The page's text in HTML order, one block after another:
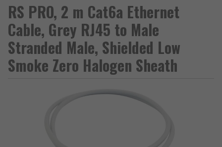
RS PRO, 2 m Cat6a Ethernet
Cable, Grey RJ45 to Male
Stranded Male, Shielded Low
Smoke Zero Halogen Sheath